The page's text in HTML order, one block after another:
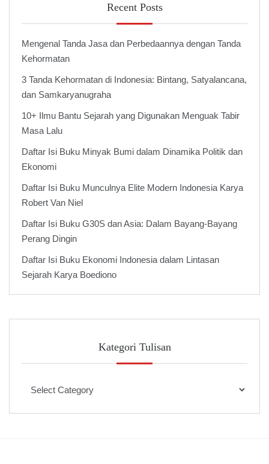
Recent Posts
Mengenal Tanda Jasa dan Perbedaannya dengan Tanda
Kehormatan
3 Tanda Kehormatan di Indonesia: Bintang, Satyalancana,
dan Samkaryanugraha
10+ Ilmu Bantu Sejarah yang Digunakan Menguak Tabir
Masa Lalu
Daftar Isi Buku Minyak Bumi dalam Dinamika Politik dan
Ekonomi
Daftar Isi Buku Munculnya Elite Modern Indonesia Karya
Robert Van Niel
Daftar Isi Buku G30S dan Asia: Dalam Bayang-Bayang
Perang Dingin
Daftar Isi Buku Ekonomi Indonesia dalam Lintasan
Sejarah Karya Boediono
Kategori Tulisan